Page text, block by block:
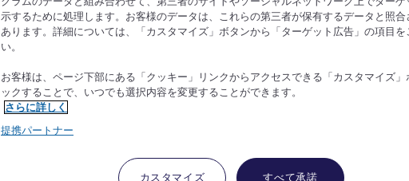
示するために処理します。お客様のデータは、これらの第三者が保有するデータと照合
あります。詳細については、「カスタマイズ」ボタンから「ターゲット広告」の項目を
い。
お客様は、ページ下部にある「クッキー」リンクからアクセスできる「カスタマイズ」
ックすることで、いつでも選択内容を変更することができます。
さらに詳しく
提携パートナー
カスタマイズ すべて承諾